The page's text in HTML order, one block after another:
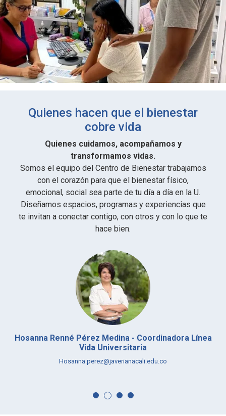
Quienes hacen que el bienestar
cobre vida
Quienes cuidamos, acompañamos y
transformamos vidas.
Somos el equipo del Centro de Bienestar trabajamos
con el corazón para que el bienestar físico,
emocional, social sea parte de tu día a día en la U.
Diseñamos espacios, programas y experiencias que
te invitan a conectar contigo, con otros y con lo que te
hace bien.
Hosanna Renné Pérez Medina - Coordinadora Línea
Vida Universitaria
Hosanna.perez@javerianacali.edu.co